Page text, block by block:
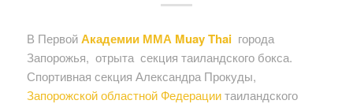
В ПервойАкадемии ММА Muay Thai города
Запорожья, отрыта секция таиландского бокса.
Спортивная секция Александра Прокуды,
Запорожской областной Федерациитаиландского